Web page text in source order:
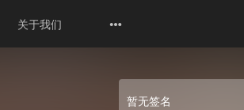
关于我们
暂无签名